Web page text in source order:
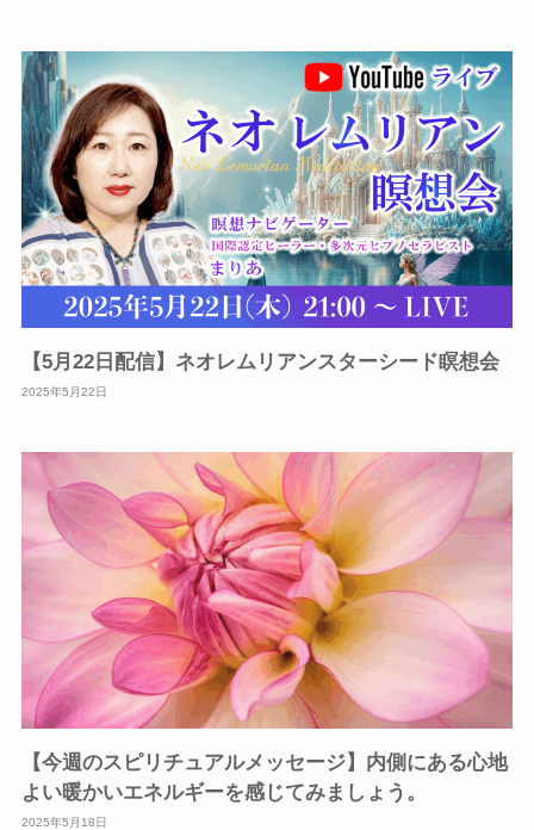
【5月22日配信】ネオレムリアンスターシード瞑想会
2025年5月22日
【今週のスピリチュアルメッセージ】内側にある心地
よい暖かいエネルギーを感じてみましょう。
2025年5月18日